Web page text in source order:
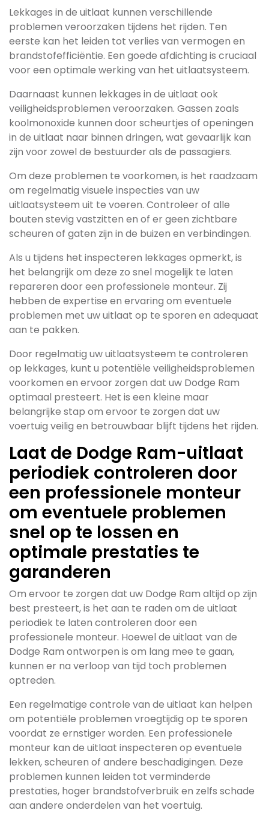
Lekkages in de uitlaat kunnen verschillende
problemen veroorzaken tijdens het rijden. Ten
eerste kan het leiden tot verlies van vermogen en
brandstofefficiëntie. Een goede afdichting is cruciaal
voor een optimale werking van het uitlaatsysteem.
Daarnaast kunnen lekkages in de uitlaat ook
veiligheidsproblemen veroorzaken. Gassen zoals
koolmonoxide kunnen door scheurtjes of openingen
in de uitlaat naar binnen dringen, wat gevaarlijk kan
zijn voor zowel de bestuurder als de passagiers.
Om deze problemen te voorkomen, is het raadzaam
om regelmatig visuele inspecties van uw
uitlaatsysteem uit te voeren. Controleer of alle
bouten stevig vastzitten en of er geen zichtbare
scheuren of gaten zijn in de buizen en verbindingen.
Als u tijdens het inspecteren lekkages opmerkt, is
het belangrijk om deze zo snel mogelijk te laten
repareren door een professionele monteur. Zij
hebben de expertise en ervaring om eventuele
problemen met uw uitlaat op te sporen en adequaat
aan te pakken.
Door regelmatig uw uitlaatsysteem te controleren
op lekkages, kunt u potentiële veiligheidsproblemen
voorkomen en ervoor zorgen dat uw Dodge Ram
optimaal presteert. Het is een kleine maar
belangrijke stap om ervoor te zorgen dat uw
voertuig veilig en betrouwbaar blijft tijdens het rijden.
Laat de Dodge Ram-uitlaat
periodiek controleren door
een professionele monteur
om eventuele problemen
snel op te lossen en
optimale prestaties te
garanderen
Om ervoor te zorgen dat uw Dodge Ram altijd op zijn
best presteert, is het aan te raden om de uitlaat
periodiek te laten controleren door een
professionele monteur. Hoewel de uitlaat van de
Dodge Ram ontworpen is om lang mee te gaan,
kunnen er na verloop van tijd toch problemen
optreden.
Een regelmatige controle van de uitlaat kan helpen
om potentiële problemen vroegtijdig op te sporen
voordat ze ernstiger worden. Een professionele
monteur kan de uitlaat inspecteren op eventuele
lekken, scheuren of andere beschadigingen. Deze
problemen kunnen leiden tot verminderde
prestaties, hoger brandstofverbruik en zelfs schade
aan andere onderdelen van het voertuig.